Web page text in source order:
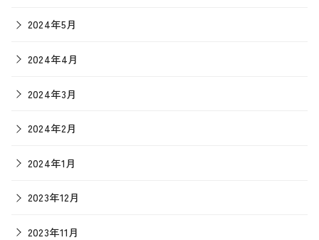
2024年5月
2024年4月
2024年3月
2024年2月
2024年1月
2023年12月
2023年11月